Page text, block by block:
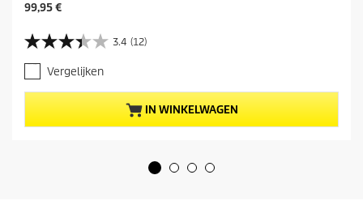
H
i
d
i
g
e
p
r
99,95 €
3.4 (12)
3
.
4
v
a
n
Vergelijken
IN WINKELWAGEN